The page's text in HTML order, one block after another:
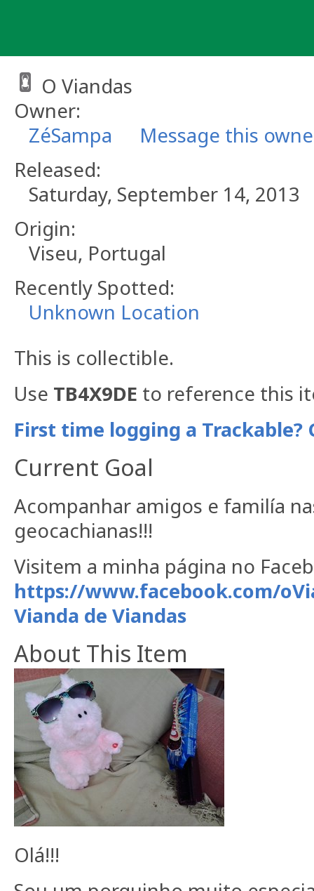
O Viandas
Owner:
ZéSampa
Message this
Released:
Saturday, September 14, 2013
Origin:
Viseu, Portugal
Recently Spotted:
Unknown Location
This is collectible.
Use TB4X9DE to reference this
First time logging a Trackable?
Current Goal
Acompanhar amigos e familía
geocachianas!!!
Visitem a minha página no
https://www.facebook.com/
Vianda de Viandas
About This Item
Olá!!!